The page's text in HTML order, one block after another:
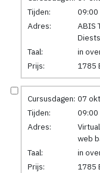
Tijden:
09:00
Adres:
ABIS
Taal:
in
Prijs:
1785
Cursusdagen: 07
Tijden:
09:00
Adres:
web
Taal:
in
Prijs:
1785